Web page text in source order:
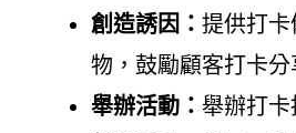
創造誘因： 提供打
物，鼓勵顧客打卡分
舉辦活動： 舉辦打